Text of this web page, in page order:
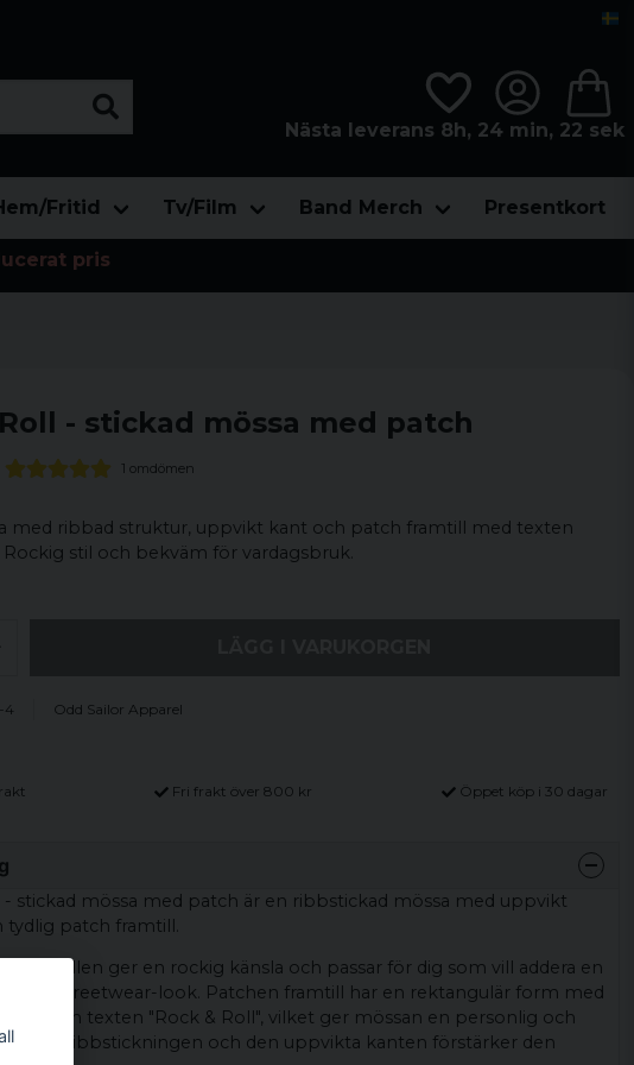
Nästa leverans 8h, 24 min, 22 sek
Fritid Tv/Film Band Merch Presentkort
pris
- stickad mössa med patch
1 omdömen
med ribbad struktur, uppvikt kant och patch framtill med texten
Rockig stil och bekväm för vardagsbruk.
4 Odd Sailor Apparel
Fri frakt över 800 kr Öppet köp i 30 dagar
- stickad mössa med patch är en ribbstickad mössa med uppvikt
tydlig patch framtill.
modellen ger en rockig känsla och passar för dig som vill addera en
till din streetwear-look. Patchen framtill har en rektangulär form med
och texten "Rock & Roll", vilket ger mössan en personlig och
Ribbstickningen och den uppvikta kanten förstärker den